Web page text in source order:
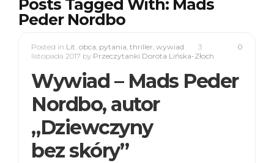
Posts Tagged With: Mads
Peder Nordbo
0
Posted in Lit. obca, pytania, thriller, wywiad
3
listopada 2017 by Przeczytanki Dorota Lińska-Złoch
Wywiad – Mads Peder
Nordbo, autor
„Dziewczyny
bez skóry”